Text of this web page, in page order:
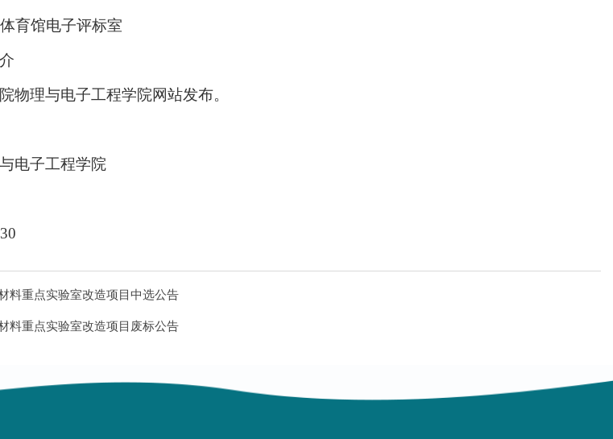
育馆电子评标室
物理与电子工程学院网站发布。
电子工程学院
料重点实验室改造项目中选公告
料重点实验室改造项目废标公告